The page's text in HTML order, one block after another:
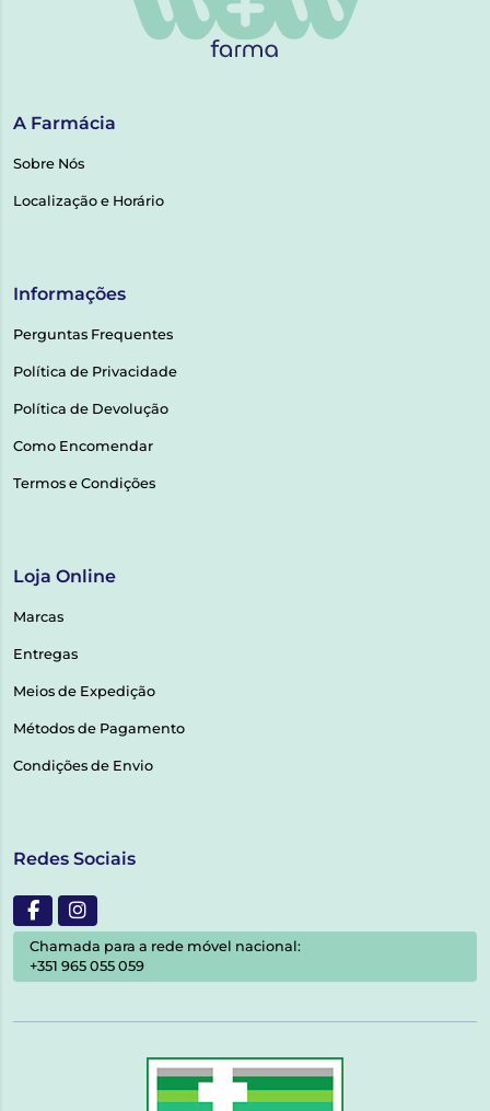
A Farmácia
Sobre Nós
Localização e Horário
Informações
Perguntas Frequentes
Política de Privacidade
Política de Devolução
Como Encomendar
Termos e Condições
Loja Online
Marcas
Entregas
Meios de Expedição
Métodos de Pagamento
Condições de Envio
Redes Sociais
Chamada para a rede móvel nacional:
+351 965 055 059